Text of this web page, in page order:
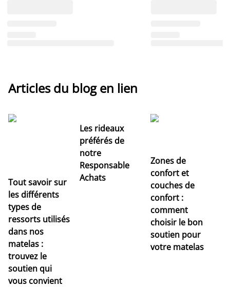
Articles du blog en lien
Tout savoir sur
les différents
types de
ressorts utilisés
dans nos
matelas :
trouvez le
soutien qui
vous convient
Les rideaux
préférés de
notre
Responsable
Achats
Zones de
confort et
couches de
confort :
comment
choisir le bon
soutien pour
votre matelas